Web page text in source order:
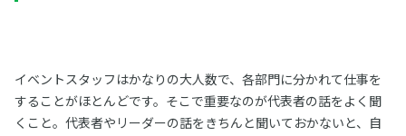
イベントスタッフはかなりの大人数で、各部門に分かれて仕事を
することがほとんどです。そこで重要なのが代表者の話をよく聞
くこと。代表者やリーダーの話をきちんと聞いておかないと、自